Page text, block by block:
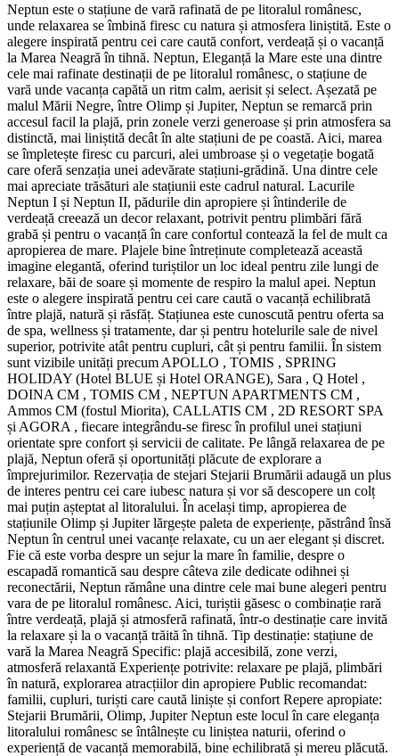
Neptun este o stațiune de vară rafinată de pe litoralul românesc,
unde relaxarea se îmbină firesc cu natura și atmosfera liniștită. Este o
alegere inspirată pentru cei care caută confort, verdeață și o vacanță
la Marea Neagră în tihnă. Neptun, Eleganță la Mare este una dintre
cele mai rafinate destinații de pe litoralul românesc, o stațiune de
vară unde vacanța capătă un ritm calm, aerisit și select. Așezată pe
malul Mării Negre, între Olimp și Jupiter, Neptun se remarcă prin
accesul facil la plajă, prin zonele verzi generoase și prin atmosfera sa
distinctă, mai liniștită decât în alte stațiuni de pe coastă. Aici, marea
se împletește firesc cu parcuri, alei umbroase și o vegetație bogată
care oferă senzația unei adevărate stațiuni-grădină. Una dintre cele
mai apreciate trăsături ale stațiunii este cadrul natural. Lacurile
Neptun I și Neptun II, pădurile din apropiere și întinderile de
verdeață creează un decor relaxant, potrivit pentru plimbări fără
grabă și pentru o vacanță în care confortul contează la fel de mult ca
apropierea de mare. Plajele bine întreținute completează această
imagine elegantă, oferind turiștilor un loc ideal pentru zile lungi de
relaxare, băi de soare și momente de respiro la malul apei. Neptun
este o alegere inspirată pentru cei care caută o vacanță echilibrată
între plajă, natură și răsfăț. Stațiunea este cunoscută pentru oferta sa
de spa, wellness și tratamente, dar și pentru hotelurile sale de nivel
superior, potrivite atât pentru cupluri, cât și pentru familii. În sistem
sunt vizibile unități precum APOLLO , TOMIS , SPRING
HOLIDAY (Hotel BLUE și Hotel ORANGE), Sara , Q Hotel ,
DOINA CM , TOMIS CM , NEPTUN APARTMENTS CM ,
Ammos CM (fostul Miorita), CALLATIS CM , 2D RESORT SPA
și AGORA , fiecare integrându-se firesc în profilul unei stațiuni
orientate spre confort și servicii de calitate. Pe lângă relaxarea de pe
plajă, Neptun oferă și oportunități plăcute de explorare a
împrejurimilor. Rezervația de stejari Stejarii Brumării adaugă un plus
de interes pentru cei care iubesc natura și vor să descopere un colț
mai puțin așteptat al litoralului. În același timp, apropierea de
stațiunile Olimp și Jupiter lărgește paleta de experiențe, păstrând însă
Neptun în centrul unei vacanțe relaxate, cu un aer elegant și discret.
Fie că este vorba despre un sejur la mare în familie, despre o
escapadă romantică sau despre câteva zile dedicate odihnei și
reconectării, Neptun rămâne una dintre cele mai bune alegeri pentru
vara de pe litoralul românesc. Aici, turiștii găsesc o combinație rară
între verdeață, plajă și atmosferă rafinată, într-o destinație care invită
la relaxare și la o vacanță trăită în tihnă. Tip destinație: stațiune de
vară la Marea Neagră Specific: plajă accesibilă, zone verzi,
atmosferă relaxantă Experiențe potrivite: relaxare pe plajă, plimbări
în natură, explorarea atracțiilor din apropiere Public recomandat:
familii, cupluri, turiști care caută liniște și confort Repere apropiate:
Stejarii Brumării, Olimp, Jupiter Neptun este locul în care eleganța
litoralului românesc se întâlnește cu liniștea naturii, oferind o
experiență de vacanță memorabilă, bine echilibrată și mereu plăcută.